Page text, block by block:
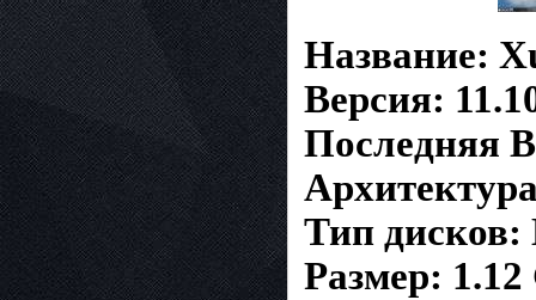
Название:
Версия:
Последняя
Тип дисков:
Размер: 1.12